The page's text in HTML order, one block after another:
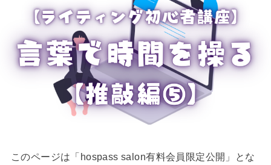
このページは「hospass salon有料会員限定公開」とな